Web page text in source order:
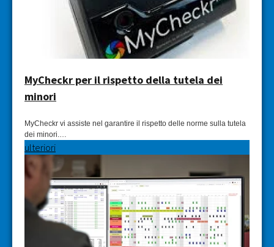
MyCheckr per il rispetto della tutela dei
minori
MyCheckr vi assiste nel garantire il rispetto delle norme sulla tutela
dei minori.…
ulteriori